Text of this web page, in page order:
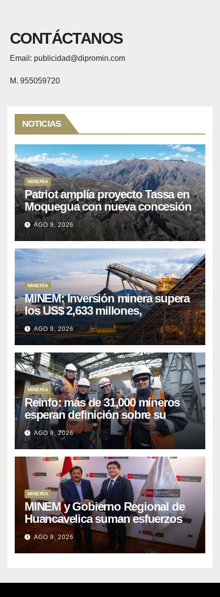
CONTÁCTANOS
Email: publicidad@dipromin.com
M. 955059720
NOTICIAS
MINERÍA
Patriot amplía proyecto Tassa en
Moquegua con nueva concesión
minera
AGO 9, 2026
MINERÍA
MINEM: Inversión minera supera
los US$ 2,633 millones,
consolidando el dinamismo del
sector
AGO 9, 2026
MINERÍA
Reinfo: más de 31,000 mineros
esperan definición sobre su
proceso de formalización
AGO 9, 2026
MINERÍA
MINEM y Gobierno Regional de
Huancavelica suman esfuerzos
para acelerar proyectos de
energía y poner en valor los
recursos mineros
AGO 9, 2026